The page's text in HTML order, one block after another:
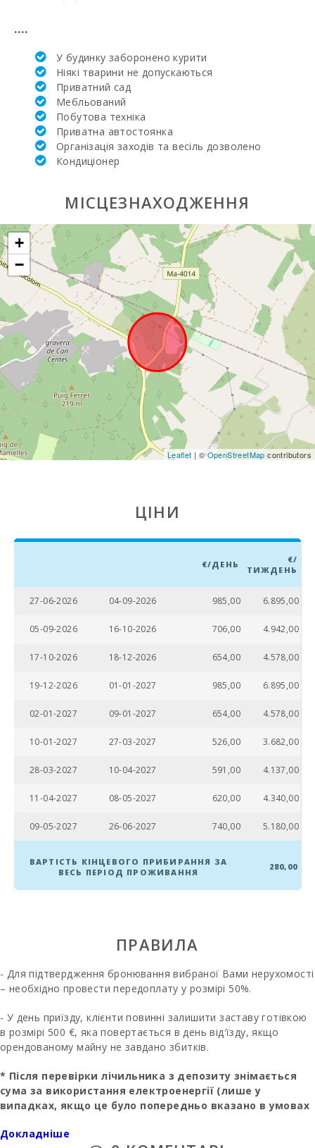
Щотижневий
базар в Montuiri
Щотижневий
базар у
Манакор
(понеділок) (км):
Супермаркет -
Супермаркет -
Супермаркет
SPAR (км):
Супермаркет
LIDL (км):
Водні види
спорту (км):
ПАРК МАЙОРКА
ДЖУНГЛІ (км):
Парк Катманду
(км):
Парк розваг -
Акваріум
(км):
Пікафорт (км):
Антена,
Манакор (km):
Драконов1
Кала Мільор
пляж - Алканада
(км):
Пляж Плая де
Пляж Кала
Эсмеральда
(км):
Пляж
Есмеральда,
Кала Дор (м):
Серена (км):
Playa de Cala
Barques (km):
Пляж Кала
....
У будинку заборонено курити
Ніякі тварини не допускаються
Приватний сад
Мебльований
Побутова техніка
Приватна автостоянка
Організація заходів та весіль дозволено
Кондиціонер
МІСЦЕЗНАХОДЖЕННЯ
+
−
Leaflet | ©OpenStreetMap contributors
ЦІНИ
€/ДЕНЬ
€/
ТИЖДЕНЬ
27-06-2026 04-09-2026 985,00 6.895,00
05-09-2026 16-10-2026 706,00 4.942,00
17-10-2026 18-12-2026 654,00 4.578,00
19-12-2026 01-01-2027 985,00 6.895,00
02-01-2027 09-01-2027 654,00 4.578,00
10-01-2027 27-03-2027 526,00 3.682,00
28-03-2027 10-04-2027 591,00 4.137,00
11-04-2027 08-05-2027 620,00 4.340,00
09-05-2027 26-06-2027 740,00 5.180,00
ВАРТІСТЬ КІНЦЕВОГО ПРИБИРАННЯ ЗА
ВЕСЬ ПЕРІОД ПРОЖИВАННЯ
280,00
ПРАВИЛА
- Для підтвердження бронювання вибраної Вами нерухомості
– необхідно провести передоплату у розмірі 50%.
- У день приїзду, клієнти повинні залишити заставу готівкою
в розмірі 500 €, яка повертається в день від′їзду, якщо
орендованому майну не завдано збитків.
* Після перевірки лічильника з депозиту знімається
сума за використання електроенергії (лише у
випадках, якщо це було попередньо вказано в умовах
Докладніше